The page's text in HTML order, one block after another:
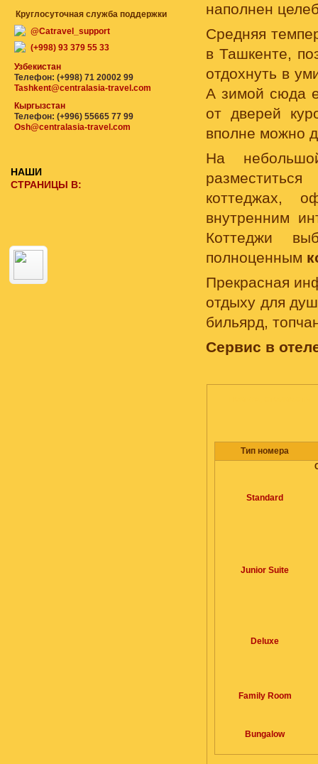
наполнен
Средняя
в Ташкенте,
отдохнуть в
А зимой сюда
от дверей
вполне можно
На
коттеджах,
внутренним
Коттеджи
полноценным
Прекрасная
отдыху для
бильярд,
Сервис в
Тип номера
Standard
Junior Suite
Deluxe
Family Room
Bungalow
Круглосуточная служба поддержки
@Catravel_support
(+998) 93 379 55 33
Узбекистан
Телефон: (+998) 71 20002 99
Tashkent@centralasia-travel.com
Кыргызстан
Телефон: (+996) 55665 77 99
Osh@centralasia-travel.com
НАШИ
СТРАНИЦЫ В: